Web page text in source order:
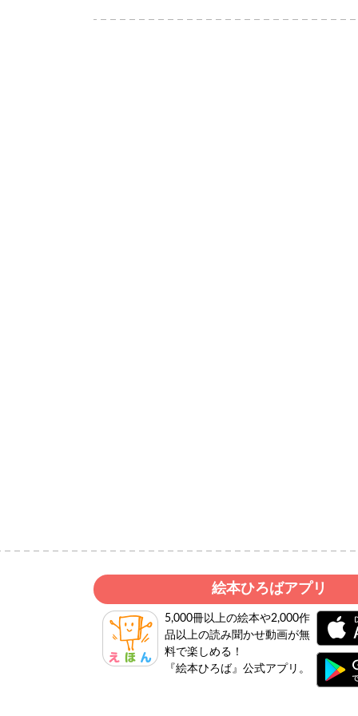
絵本ひろばアプリ
5,000冊以上の絵本や2,000作
品以上の読み聞かせ動画が無
料で楽しめる！
『絵本ひろば』公式アプリ。